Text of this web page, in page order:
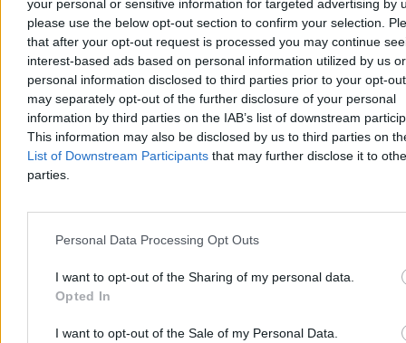
your personal or sensitive information for targeted advertising by
please use the below opt-out section to confirm your selection.
that after your opt-out request is processed you may continue
interest-based ads based on personal information utilized by us or
personal information disclosed to third parties prior to your opt-
may separately opt-out of the further disclosure of your personal
information by third parties on the IAB’s list of downstream
This information may also be disclosed by us to third parties on
List of Downstream Participants that may further disclose it to
parties.
Personal Data Processing Opt Outs
I want to opt-out of the Sharing of my personal data.
Opted In
I want to opt-out of the Sale of my Personal Data.
dotyka wielkiego problemu Zełenskiego
Prawo i Sprawiedliwość proponuje deportacje Ukraińców
pozostających na terytorium Polski, ale nieposiadających legalnej
pracy, z drugiej strony strony Tomasz Siemoniak, koordynator służb
specjalnych, twierdzi, że polski rząd nie będzie odsyłał ich na front.
Zmieniają się unijne przepisy wobec Ukraińców objętych
mobilizacją, a Siły Zbrojne Ukrainy trzymają linię frontu zmagając
na tyłach z dezercją. Co z rezerwami Ukrainy na wojnie?
Michał Bruszewski
Wczoraj 12:23
Reklama